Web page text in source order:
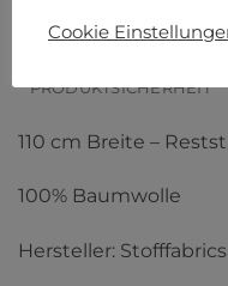
ZUSÄTZLICHE
PRODUKTSICHERHEIT
110 cm Breite –
100% Baumwolle
Hersteller: Stofffabrics
Cookie